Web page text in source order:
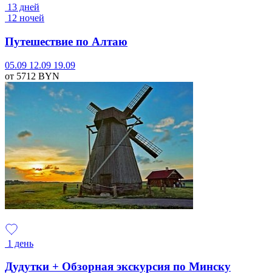
13 дней
12 ночей
Путешествие по Алтаю
05.09 12.09 19.09
от 5712 BYN
1 день
Дудутки + Обзорная экскурсия по Минску